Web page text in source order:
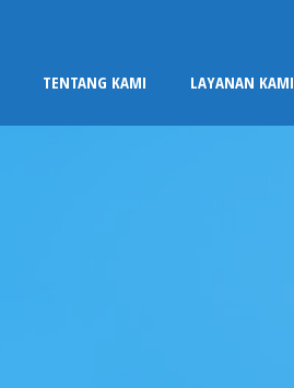
TENTANG KAMI LAYANAN KAMI